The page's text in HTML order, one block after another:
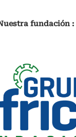
fundación :